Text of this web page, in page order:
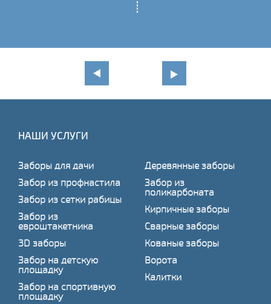
НАШИ УСЛУГИ
Заборы для дачи
Забор из профнастила
Забор из сетки рабицы
Забор из
евроштакетника
3D заборы
Забор на детскую
площадку
Забор на спортивную
площадку
Деревянные заборы
Забор из
поликарбоната
Кирпичные заборы
Сварные заборы
Кованые заборы
Ворота
Калитки